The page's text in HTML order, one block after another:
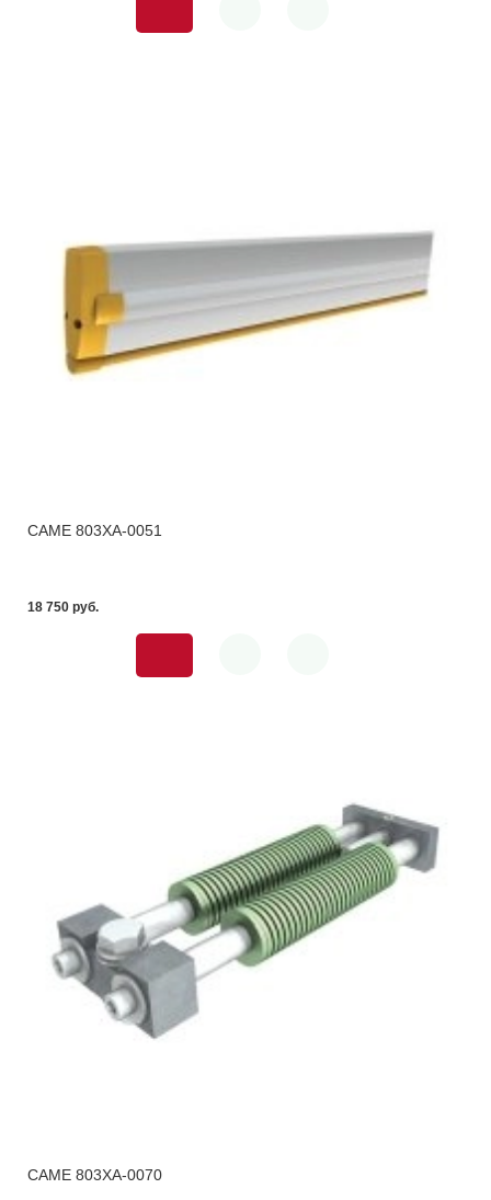
CAME 803XA-0051
18 750 pуб.
CAME 803XA-0070